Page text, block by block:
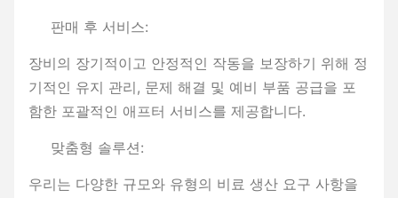
판매 후 서비스:
장비의 장기적이고 안정적인 작동을 보장하기 위해 정
기적인 유지 관리, 문제 해결 및 예비 부품 공급을 포
함한 포괄적인 애프터 서비스를 제공합니다.
맞춤형 솔루션:
우리는 다양한 규모와 유형의 비료 생산 요구 사항을